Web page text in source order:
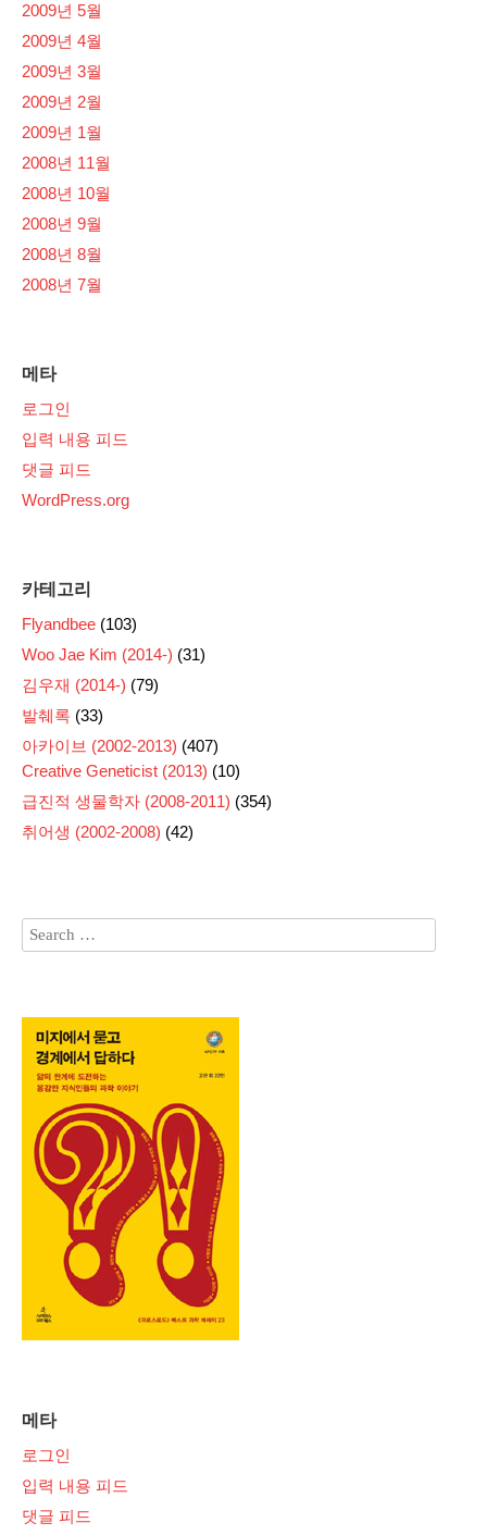
2009년 5월
2009년 4월
2009년 3월
2009년 2월
2009년 1월
2008년 11월
2008년 10월
2008년 9월
2008년 8월
2008년 7월
메타
로그인
입력 내용 피드
댓글 피드
WordPress.org
카테고리
Flyandbee (103)
Woo Jae Kim (2014-) (31)
김우재 (2014-) (79)
발췌록 (33)
아카이브 (2002-2013) (407)
Creative Geneticist (2013) (10)
급진적 생물학자 (2008-2011) (354)
취어생 (2002-2008) (42)
메타
로그인
입력 내용 피드
댓글 피드